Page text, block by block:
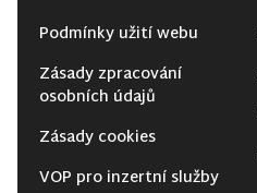
Podmínky užití webu
Zásady zpracování
osobních údajů
Zásady cookies
VOP pro inzertní služby